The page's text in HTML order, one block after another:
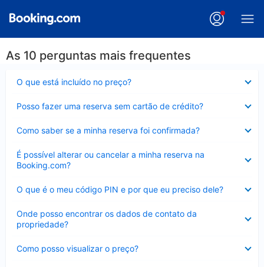
As 10 perguntas mais frequentes
O que está incluído no preço?
Posso fazer uma reserva sem cartão de crédito?
Como saber se a minha reserva foi confirmada?
É possível alterar ou cancelar a minha reserva na
Booking.com?
Contraído
O que é o meu código PIN e por que eu preciso dele?
Onde posso encontrar os dados de contato da
propriedade?
Como posso visualizar o preço?